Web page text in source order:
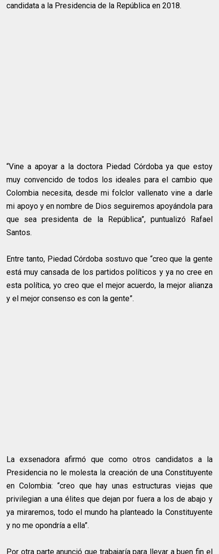
candidata a la Presidencia de la República en 2018.
“Vine a apoyar a la doctora Piedad Córdoba ya que estoy
muy convencido de todos los ideales para el cambio que
Colombia necesita, desde mi folclor vallenato vine a darle
mi apoyo y en nombre de Dios seguiremos apoyándola para
que sea presidenta de la República”, puntualizó Rafael
Santos.
Entre tanto, Piedad Córdoba sostuvo que “creo que la gente
está muy cansada de los partidos políticos y ya no cree en
esta política, yo creo que el mejor acuerdo, la mejor alianza
y el mejor consenso es con la gente”.
La exsenadora afirmó que como otros candidatos a la
Presidencia no le molesta la creación de una Constituyente
en Colombia: “creo que hay unas estructuras viejas que
privilegian a una élites que dejan por fuera a los de abajo y
ya miraremos, todo el mundo ha planteado la Constituyente
y no me opondría a ella”.
Por otra parte anunció que trabajaría para llevar a buen fin el